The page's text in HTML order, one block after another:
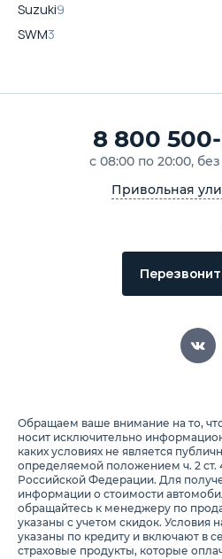
Suzuki9
SWM3
8 800
с 08:00 по 20:00,
Привольная
Обращаем ваше внимание на то,
носит исключительно
каких условиях не является
определяемой положением ч. 2 ст.
Российской Федерации. Для
информации о стоимости
обращайтесь к менеджеру по
указаны с учетом скидок. Условия
указаны по кредиту и включают в
страховые продукты, которые